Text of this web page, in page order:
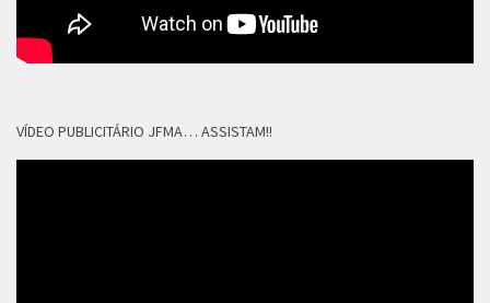
VÍDEO PUBLICITÁRIO JFMA… ASSISTAM!!